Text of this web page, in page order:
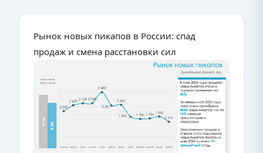
Рынок новых пикапов в России: спад
продаж и смена расстановки сил